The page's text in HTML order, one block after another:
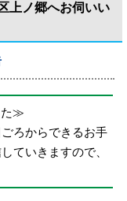
上ノ郷へお伺いい
た≫
ろからできるお手
ていきますので、